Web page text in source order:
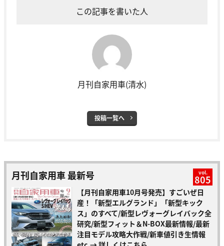
この記事を書いた人
月刊自家用車(清水)
投稿一覧へ
月刊自家用車 最新号 vol.
805
【月刊自家用車10月号発売】すごいぜ日
産！「新型エルグランド」「新型キック
ス」のすべて/新型レヴォーグレイバック全
研究/新型フィット＆N-BOX最新情報/最新
注目モデル攻略大作戦/新車値引き生情報